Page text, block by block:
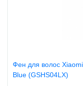
Фен для волос
Blue (GSHS04LX)